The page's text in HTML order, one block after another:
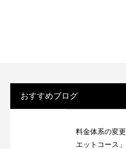
おすすめブログ
料金体系の変
エットコース